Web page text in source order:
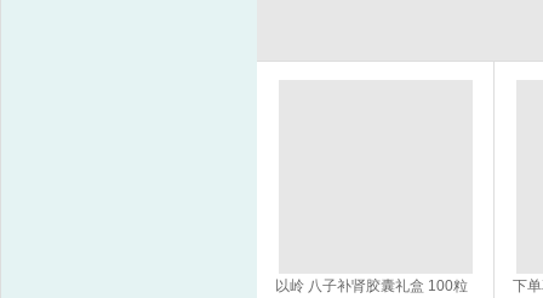
以岭 八子补肾胶囊礼盒 100粒
下